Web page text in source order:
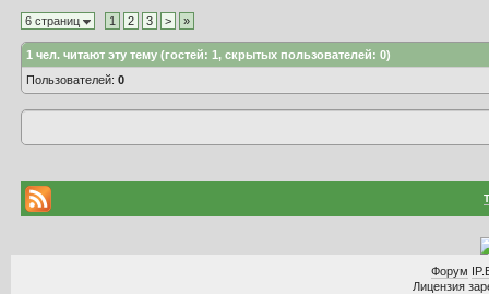
6 страниц 1 2 3 > »
1 чел. читают эту тему (гостей: 1, скрытых пользователей: 0)
Пользователей:0
Форум
Лицензия